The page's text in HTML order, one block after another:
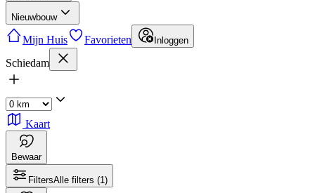
Nieuwbouw
Mijn Huis Favorieten Inloggen
Schiedam
Kaart
Bewaar
FiltersAlle filters (1)